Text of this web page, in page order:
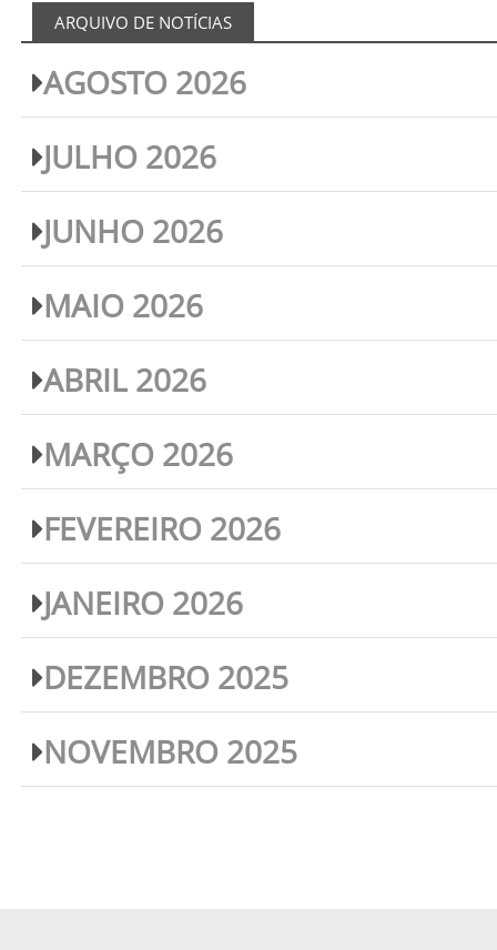
ARQUIVO DE NOTÍCIAS
AGOSTO 2026
JULHO 2026
JUNHO 2026
MAIO 2026
ABRIL 2026
MARÇO 2026
FEVEREIRO 2026
JANEIRO 2026
DEZEMBRO 2025
NOVEMBRO 2025